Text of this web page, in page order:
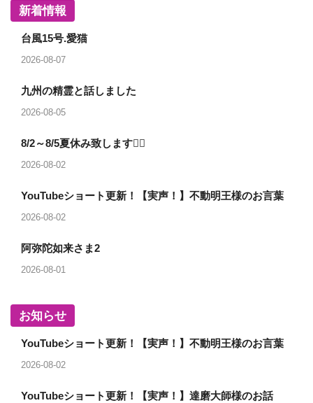
新着情報
台風15号.愛猫
2026-08-07
九州の精霊と話しました
2026-08-05
8/2～8/5夏休み致します🙇‍♂️
2026-08-02
YouTubeショート更新！【実声！】不動明王様のお言葉
2026-08-02
阿弥陀如来さま2
2026-08-01
お知らせ
YouTubeショート更新！【実声！】不動明王様のお言葉
2026-08-02
YouTubeショート更新！【実声！】達磨大師様のお話